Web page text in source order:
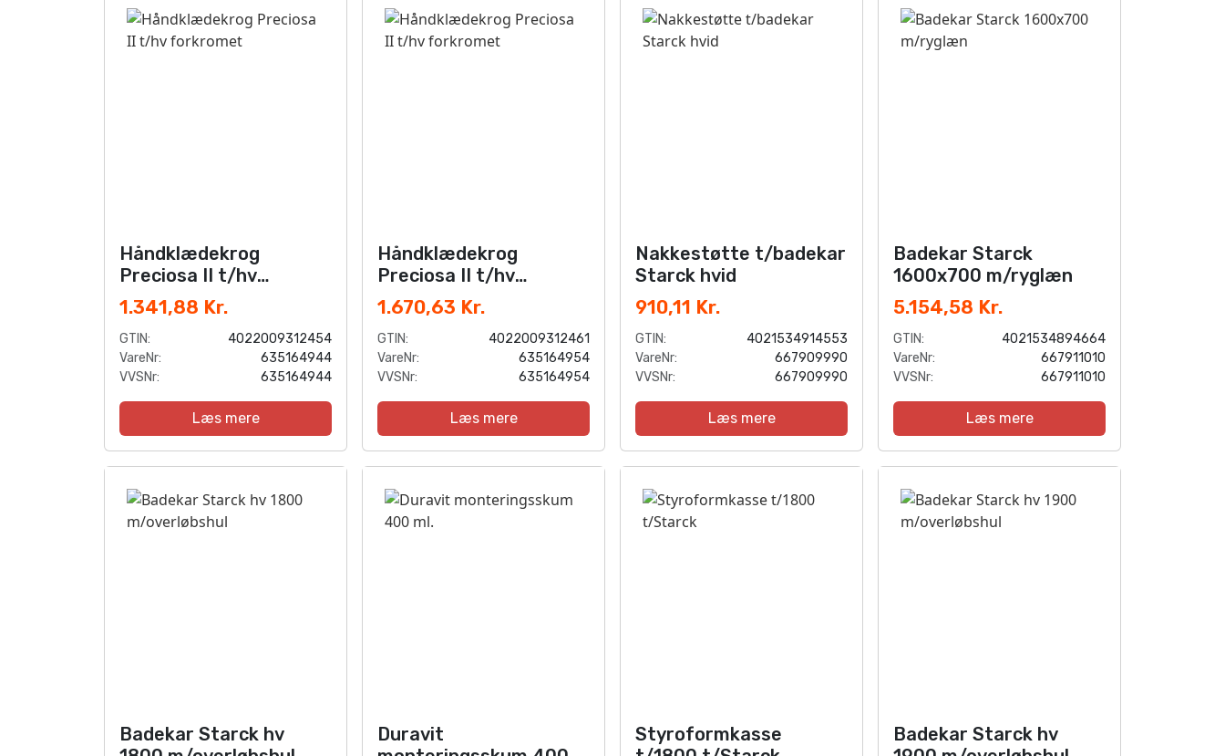
Håndklædekrog
Preciosa II t/hv
forkromet
1.341,88 Kr.
GTIN:
4022009312454
VareNr:
635164944
VVSNr:
635164944
Læs mere
Håndklædekrog
Preciosa II t/hv
forkromet
1.670,63 Kr.
GTIN:
4022009312461
VareNr:
635164954
VVSNr:
635164954
Læs mere
Nakkestøtte t/badekar
Starck hvid
910,11 Kr.
GTIN:
4021534914553
VareNr:
667909990
VVSNr:
667909990
Læs mere
Badekar Starck
1600x700 m/ryglæn
5.154,58 Kr.
GTIN:
4021534894664
VareNr:
667911010
VVSNr:
667911010
Læs mere
Badekar Starck hv
Duravit
Styroformkasse
Badekar Starck hv